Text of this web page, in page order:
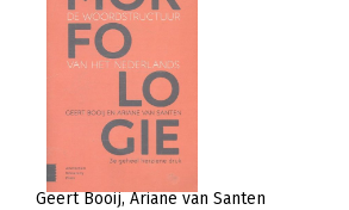
Geert Booij Ariane van Santen